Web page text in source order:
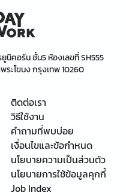
ยูนิคอร์น ชั้น5 ห้องเลขที่ SH555
ะโขนง กรุงเทพ 10260
ติดต่อเรา
วิธีใช้งาน
คำถามที่พบบ่อย
เงื่อนไขและข้อกำหนด
นโยบายความเป็นส่วนตัว
นโยบายการใช้ข้อมูลคุกกี้
Job Index